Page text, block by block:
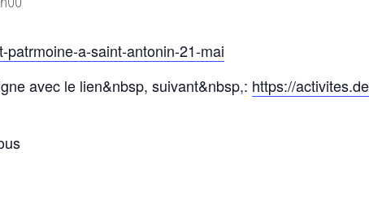
a-saint-antonin-21-mai
avec le lien&nbsp, suivant&nbsp,: https://